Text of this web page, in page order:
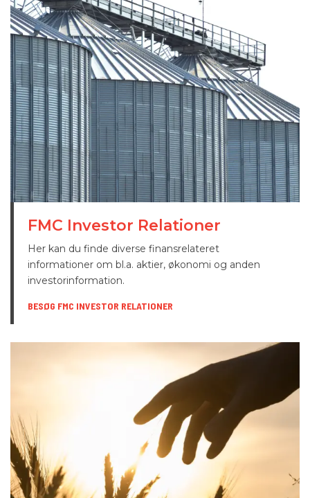
FMC Investor Relationer
Her kan du finde diverse finansrelateret
informationer om bl.a. aktier, økonomi og anden
investorinformation.
BESØG FMC INVESTOR RELATIONER